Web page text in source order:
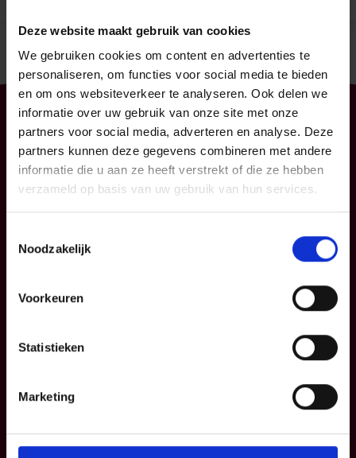
Deze website maakt gebruik van cookies
We gebruiken cookies om content en advertenties te
personaliseren, om functies voor social media te bieden
en om ons websiteverkeer te analyseren. Ook delen we
informatie over uw gebruik van onze site met onze
partners voor social media, adverteren en analyse. Deze
partners kunnen deze gegevens combineren met andere
informatie die u aan ze heeft verstrekt of die ze hebben
verzameld op basis van uw gebruik van hun services.
Noodzakelijk
Voorkeuren
Statistieken
Marketing
Particulier
Uw mobiliteit
Uw woning en
beleggen
Professioneel
Uw bedrijf
KMO
Info
Informatiefiches
voorwaarden
sector